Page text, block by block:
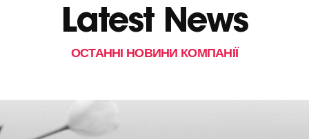
Latest News
ОСТАННІ НОВИНИ КОМПАНІЇ